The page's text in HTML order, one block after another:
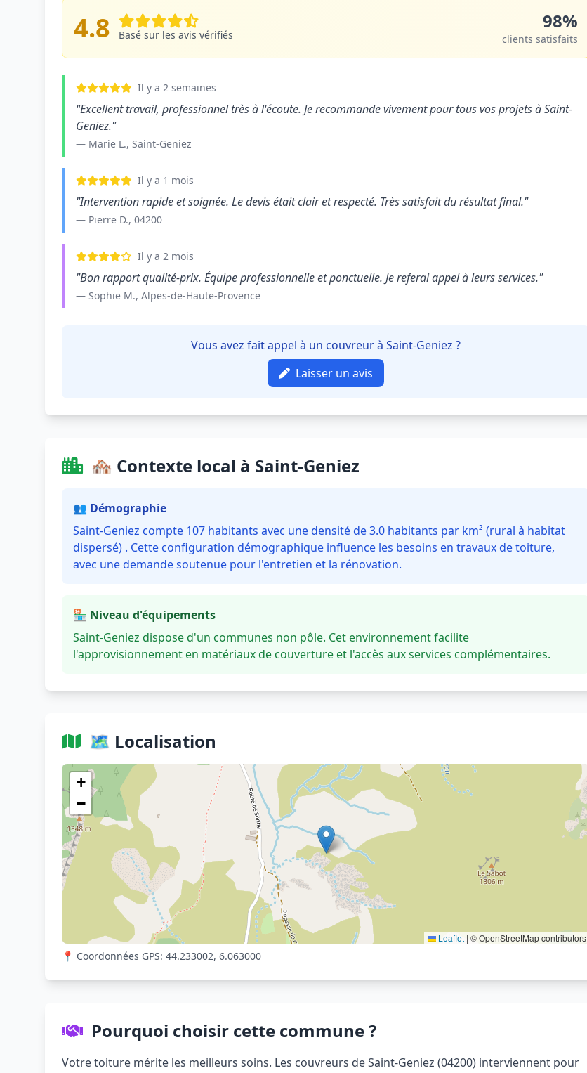
4.8 Basé sur les avis vérifiés
98%
clients satisfaits
Il y a 2 semaines
"Excellent travail, professionnel très à l'écoute. Je recommande vivement pour tous vos projets à Saint-
Geniez."
— Marie L., Saint-Geniez
Il y a 1 mois
"Intervention rapide et soignée. Le devis était clair et respecté. Très satisfait du résultat final."
— Pierre D., 04200
Il y a 2 mois
"Bon rapport qualité-prix. Équipe professionnelle et ponctuelle. Je referai appel à leurs services."
— Sophie M., Alpes-de-Haute-Provence
Vous avez fait appel à un couvreur à Saint-Geniez ?
Laisser un avis
🏘️ Contexte local à Saint-Geniez
👥 Démographie
Saint-Geniez compte 107 habitants avec une densité de 3.0 habitants par km² (rural à habitat
dispersé) . Cette configuration démographique influence les besoins en travaux de toiture,
avec une demande soutenue pour l'entretien et la rénovation.
🏪 Niveau d'équipements
Saint-Geniez dispose d'un communes non pôle. Cet environnement facilite
l'approvisionnement en matériaux de couverture et l'accès aux services complémentaires.
🗺️ Localisation
+
−
Leaflet | © OpenStreetMap contributors
📍 Coordonnées GPS: 44.233002, 6.063000
Pourquoi choisir cette commune ?
Votre toiture mérite les meilleurs soins. Les couvreurs de Saint-Geniez (04200) interviennent pour